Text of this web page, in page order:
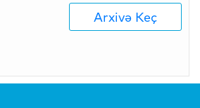
Arxivə Keç